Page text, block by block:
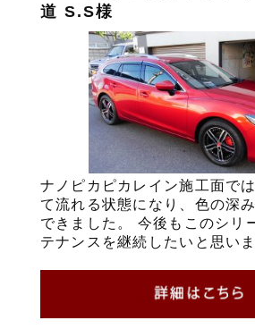
道 S.S様
ナノピカピカレイン施工面で
て流れる状態になり、色の深
できました。 今後もこのシリ
テナンスを継続したいと思い